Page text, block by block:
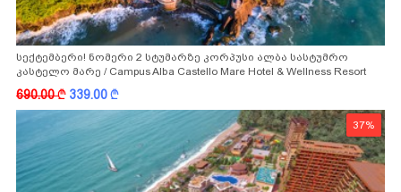
სექტემბერი! ნომერი 2 სტუმარზე კორპუსი ალბა სასტუმრო
კასტელო მარე / Campus Alba Castello Mare Hotel & Wellness Resort
-სგან!
690.00k 339.00k
37%